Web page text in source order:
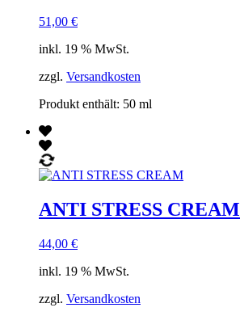
51,00 €
inkl. 19 % MwSt.
zzgl. Versandkosten
Produkt enthält: 50 ml
ANTI STRESS CREAM
44,00 €
inkl. 19 % MwSt.
zzgl. Versandkosten